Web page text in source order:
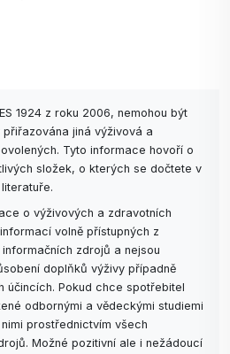
1924 z roku 2006, nemohou být
jiná výživová a
Tyto informace hovoří o
složek, o kterých se dočtete v
o výživových a zdravotních
volně přístupných z
zdrojů a nejsou
doplňků výživy případně
účincích. Pokud chce spotřebitel
odbornými a vědeckými studiemi
prostřednictvím všech
Možné pozitivní ale i nežádoucí